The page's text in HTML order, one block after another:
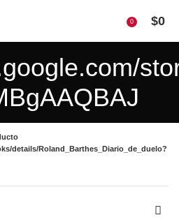
0 $0
details/Roland_Barthes_Diario_de_duelo?